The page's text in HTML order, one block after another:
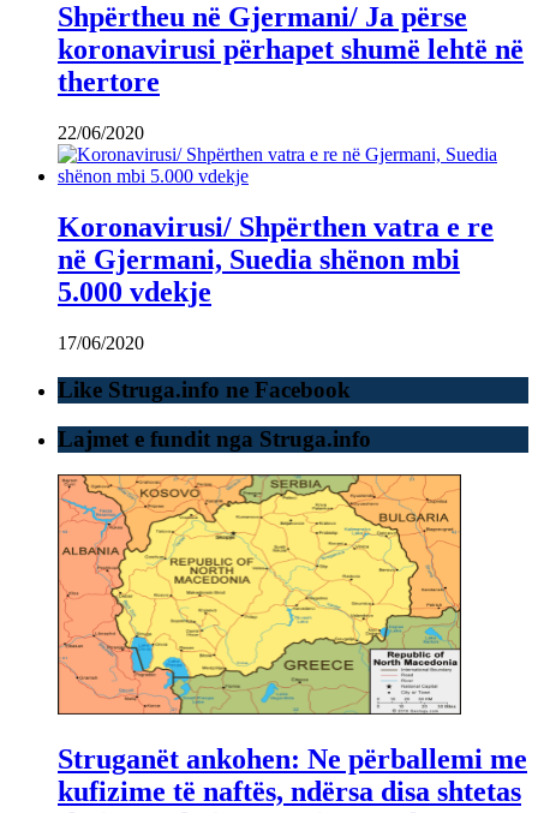
Shpërtheu në Gjermani/ Ja përse
koronavirusi përhapet shumë lehtë në
thertore
22/06/2020
Koronavirusi/ Shpërthen vatra e re
në Gjermani, Suedia shënon mbi
5.000 vdekje
17/06/2020
Like Struga.info ne Facebook
Lajmet e fundit nga Struga.info
Struganët ankohen: Ne përballemi me
kufizime të naftës, ndërsa disa shtetas